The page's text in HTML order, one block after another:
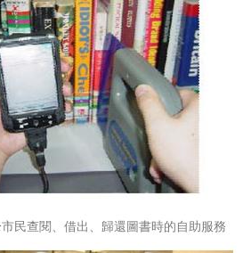
民查閱、借出、歸還圖書時的自助服務